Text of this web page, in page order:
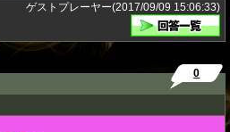
ゲストプレーヤー(2017/09/09 15:06:33)
0